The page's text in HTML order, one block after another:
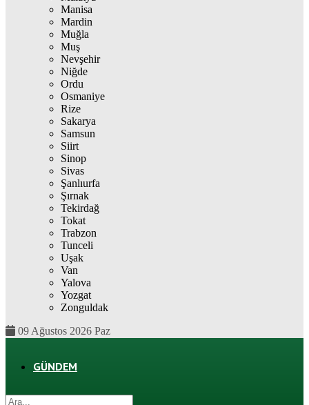
Manisa
Mardin
Muğla
Muş
Nevşehir
Niğde
Ordu
Osmaniye
Rize
Sakarya
Samsun
Siirt
Sinop
Sivas
Şanlıurfa
Şırnak
Tekirdağ
Tokat
Trabzon
Tunceli
Uşak
Van
Yalova
Yozgat
Zonguldak
09 Ağustos 2026 Paz
GÜNDEM